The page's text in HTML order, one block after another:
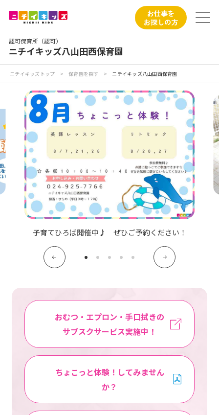
認可保育所（認可）
ニチイキッズ八山田西保育園
お仕事を
お探しの方
ニチイが大切にしていること
お食事
保育園見学
入園の概要
子育てひろばのご紹介
よくあるご質問
保育園に関するお問い合わせ
サイトマップ ニチイ学館オフィシャルサイト
ニチイキッズトップ > 保育園を探す > ニチイキッズ八山田西保育園
子育てひろば開催中♪ ぜひご予約ください！
おむつ・エプロン・手口拭きの
サブスクサービス実施中！
ちょこっと体験！してみません
か？